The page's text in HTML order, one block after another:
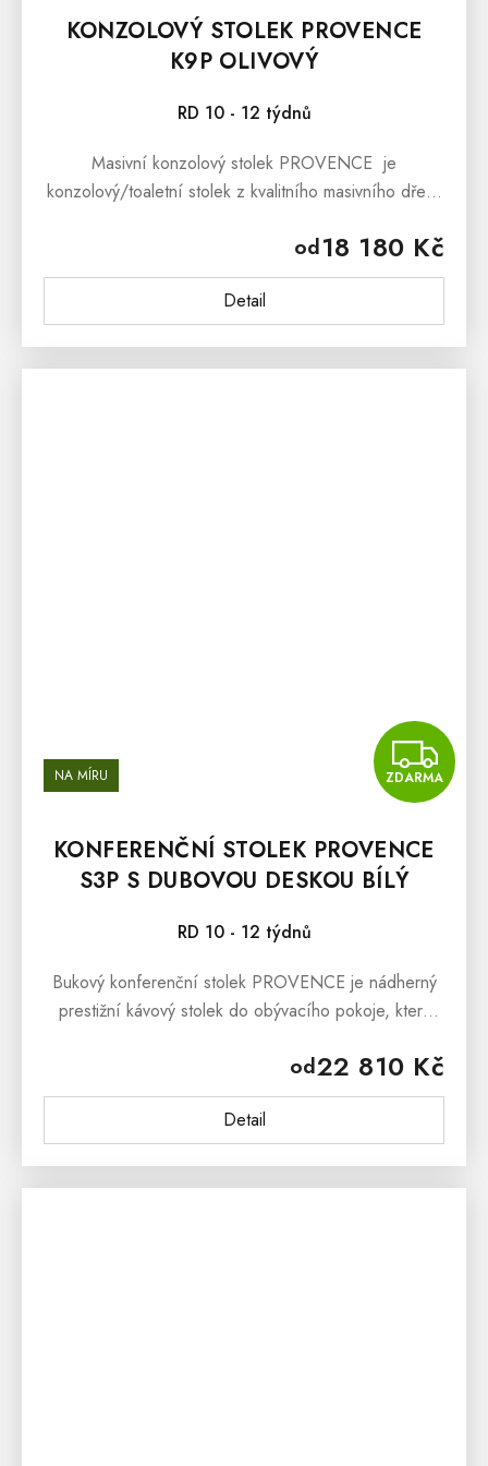
KONZOLOVÝ STOLEK PROVENCE
K9P OLIVOVÝ
RD 10 - 12 týdnů
od18 180 Kč
Detail
Masivní konzolový stolek PROVENCE je
konzolový/toaletní stolek z kvalitního masivního dřeva
venkova. Masivní...
NA MÍRU ZDARMA
KONFERENČNÍ STOLEK PROVENCE
S3P S DUBOVOU DESKOU BÍLÝ
RD 10 - 12 týdnů
od22 810 Kč
Detail
Bukový konferenční stolek PROVENCE je nádherný
prestižní kávový stolek do obývacího pokoje, který
Provence. Masivní...